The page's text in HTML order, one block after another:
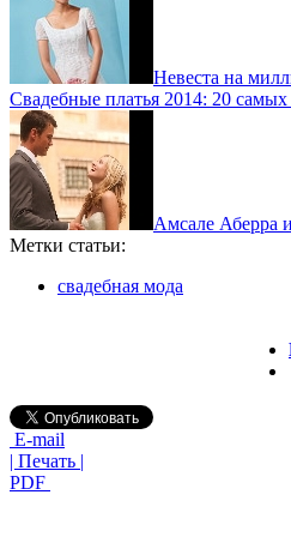
Невеста на
Свадебные платья 2014: 20
Амсале Аберра
Метки статьи:
свадебная мода
E-mail
| Печать |
PDF